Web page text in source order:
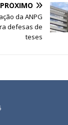
PRÓXIMO
da ANPG
defesas de
teses